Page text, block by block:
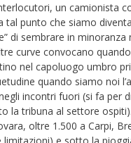
un camionista
tal punto che siamo
di sembrare in
curve convocano
nel capoluogo umbro
quando siamo noi
incontri fuori (si fa per
la tribuna al settore
oltre 1.500 a Carpi,